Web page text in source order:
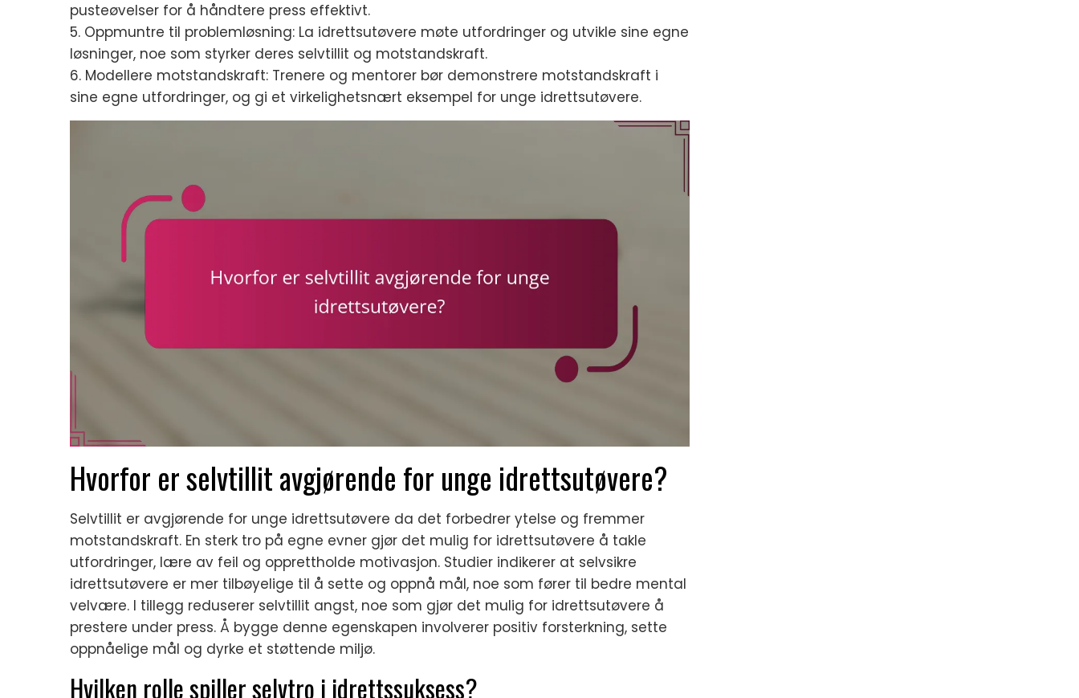
pusteøvelser for å håndtere press effektivt.
5. Oppmuntre til problemløsning: La idrettsutøvere møte utfordringer og utvikle sine egne
løsninger, noe som styrker deres selvtillit og motstandskraft.
6. Modellere motstandskraft: Trenere og mentorer bør demonstrere motstandskraft i
sine egne utfordringer, og gi et virkelighetsnært eksempel for unge idrettsutøvere.
Hvorfor er selvtillit avgjørende for unge idrettsutøvere?
Selvtillit er avgjørende for unge idrettsutøvere da det forbedrer ytelse og fremmer
motstandskraft. En sterk tro på egne evner gjør det mulig for idrettsutøvere å takle
utfordringer, lære av feil og opprettholde motivasjon. Studier indikerer at selvsikre
idrettsutøvere er mer tilbøyelige til å sette og oppnå mål, noe som fører til bedre mental
velvære. I tillegg reduserer selvtillit angst, noe som gjør det mulig for idrettsutøvere å
prestere under press. Å bygge denne egenskapen involverer positiv forsterkning, sette
oppnåelige mål og dyrke et støttende miljø.
Hvilken rolle spiller selvtro i idrettssuksess?